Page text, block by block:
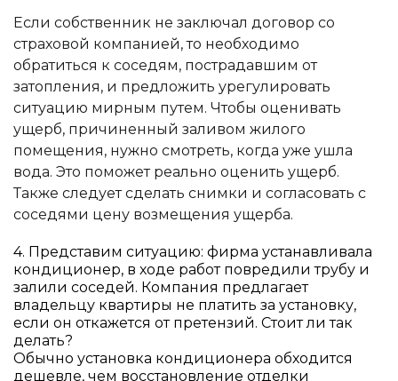
Если собственник не заключал договор со
страховой компанией, то необходимо
обратиться к соседям, пострадавшим от
затопления, и предложить урегулировать
ситуацию мирным путем. Чтобы оценивать
ущерб, причиненный заливом жилого
помещения, нужно смотреть, когда уже ушла
вода. Это поможет реально оценить ущерб.
Также следует сделать снимки и согласовать с
соседями цену возмещения ущерба.
4. Представим ситуацию: фирма устанавливала
кондиционер, в ходе работ повредили трубу и
залили соседей. Компания предлагает
владельцу квартиры не платить за установку,
если он откажется от претензий. Стоит ли так
делать?
Обычно установка кондиционера обходится
дешевле, чем восстановление отделки